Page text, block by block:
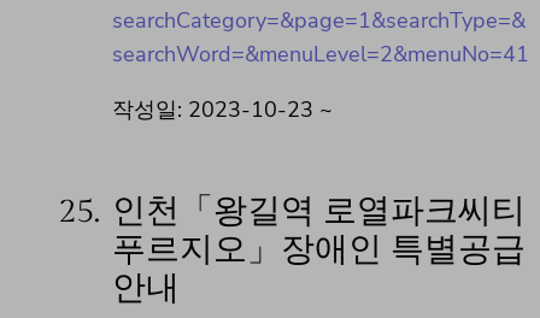
searchCategory=&page=1&searchType=&
searchWord=&menuLevel=2&menuNo=41
작성일: 2023-10-23 ~
25. 인천「왕길역 로열파크씨티
푸르지오」장애인 특별공급
안내